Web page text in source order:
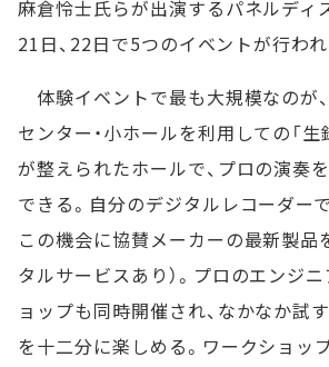
麻倉怜士氏らが出演するパネルディ
21日、22日で5つのイベントが行われ
体験イベントで最も大規模なのが
センター・小ホールを利用しての「生
が整えられたホールで、プロの演奏
できる。自分のデジタルレコーダー
この機会に協賛メーカーの最新製品
タルサービスあり）。プロのエンジ
ョップも同時開催され、なかなか試
を十二分に楽しめる。ワークショッ